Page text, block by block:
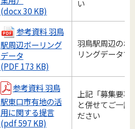
(docx 30 KB)
い
参考資料 羽鳥
駅周辺ボーリング
データ
(PDF 173 KB)
羽鳥駅周辺のボ
リングデータで
参考資料 羽鳥
駅東口市有地の活
用に関する提言
(pdf 597 KB)
上記「募集要項
と併せてご一読
ださい